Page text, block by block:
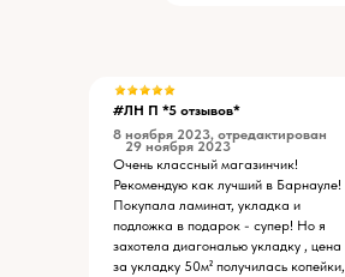
#ЛН П *5 отзывов*
8 ноября 2023, отредактирован
Очень классный магазинчик!
Рекомендую как лучший в Барнауле!
Покупала ламинат, укладка и
подложка в подарок - супер! Но я
захотела диагональю укладку , цена
за укладку 50м² получилась копейки,
29 ноября 2023